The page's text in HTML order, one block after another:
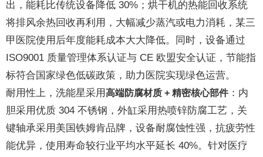
出，能耗比传统设备降低 30%；烘干机的热能回收系统
将排风余热回收再利用，大幅减少蒸汽或电力消耗，某三
甲医院使用后年度能耗成本大大降低。同时，设备通过
ISO9001 质量管理体系认证与 CE 欧盟安全认证，节能指
标符合国家绿色低碳政策，助力医院实现绿色运营。
耐用性上，洗能星采用高端防腐材质 + 精密核心部件：内
胆采用优质 304 不锈钢，外缸采用热喷锌防腐工艺，关
键轴承采用美国铁姆肯品牌，设备耐腐蚀性强，抗疲劳性
能优异，使用寿命较行业平均水平延长 40%。针对医疗